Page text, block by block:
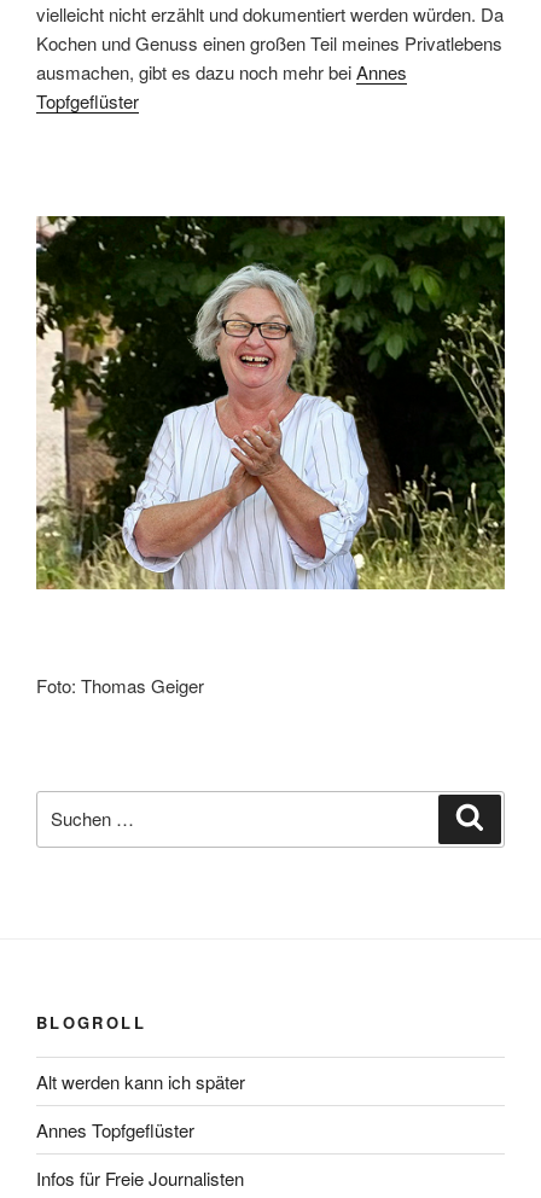
vielleicht nicht erzählt und dokumentiert werden würden. Da
Kochen und Genuss einen großen Teil meines Privatlebens
ausmachen, gibt es dazu noch mehr beiAnnes
Topfgeflüster
Foto: Thomas Geiger
nach:
BLOGROLL
Alt werden kann ich später
Annes Topfgeflüster
Infos für Freie Journalisten